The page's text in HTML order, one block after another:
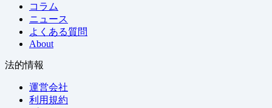
コラム
ニュース
よくある質問
About
法的情報
運営会社
利用規約